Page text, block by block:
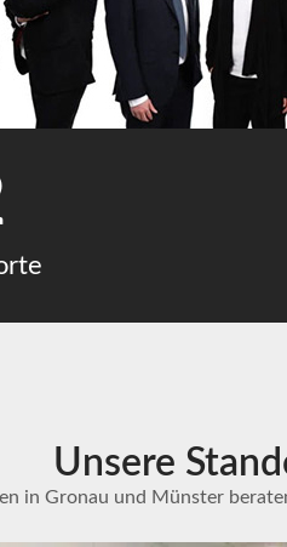
Unsere
in Gronau und Münster